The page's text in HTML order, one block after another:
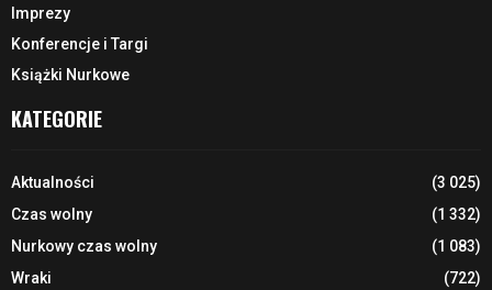
Imprezy
Konferencje i Targi
Książki Nurkowe
KATEGORIE
Aktualności
(3 025)
Czas wolny
(1 332)
Nurkowy czas wolny
(1 083)
Wraki
(722)